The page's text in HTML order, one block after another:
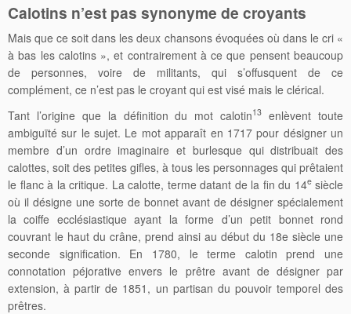
Calotins n’est pas synonyme de croyants
Mais que ce soit dans les deux chansons évoquées où dans le cri «
à bas les calotins », et contrairement à ce que pensent beaucoup
de personnes, voire de militants, qui s’offusquent de ce
complément, ce n’est pas le croyant qui est visé mais le clérical.
Tant l’origine que la définition du mot calotin13 enlèvent toute
ambiguïté sur le sujet. Le mot apparaît en 1717 pour désigner un
membre d’un ordre imaginaire et burlesque qui distribuait des
calottes, soit des petites gifles, à tous les personnages qui prêtaient
le flanc à la critique. La calotte, terme datant de la fin du 14esiècle
où il désigne une sorte de bonnet avant de désigner spécialement
la coiffe ecclésiastique ayant la forme d’un petit bonnet rond
couvrant le haut du crâne, prend ainsi au début du 18e siècle une
seconde signification. En 1780, le terme calotin prend une
connotation péjorative envers le prêtre avant de désigner par
extension, à partir de 1851, un partisan du pouvoir temporel des
prêtres.